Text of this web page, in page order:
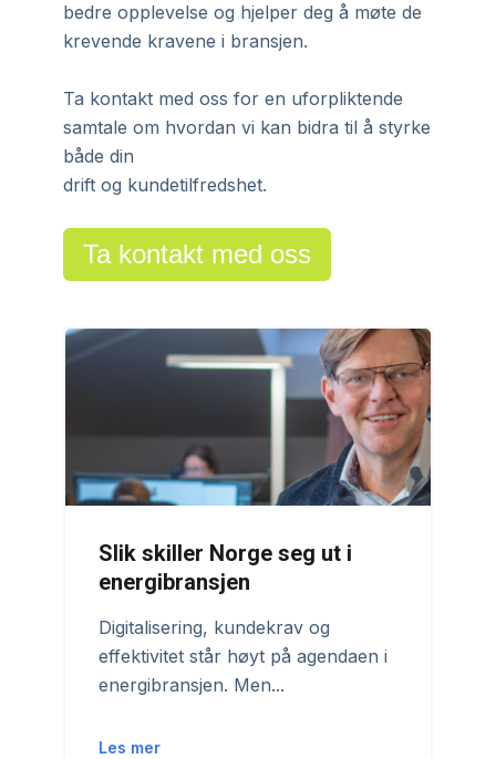
bedre opplevelse og hjelper deg å møte de
krevende kravene i bransjen.
Ta kontakt med oss for en uforpliktende
samtale om hvordan vi kan bidra til å styrke
både din
drift og kundetilfredshet.
Ta kontakt med oss
Slik skiller Norge seg ut i
energibransjen
Digitalisering, kundekrav og
effektivitet står høyt på agendaen i
energibransjen. Men...
Les mer